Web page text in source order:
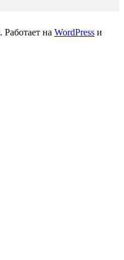
. Работает на WordPress и